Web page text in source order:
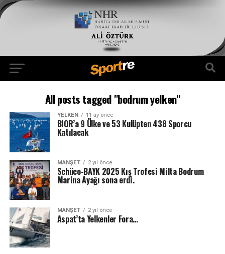
All posts tagged "bodrum yelken"
YELKEN 11 ay önce
BIOR’a 9 Ülke ve 53 Kulüpten 438 Sporcu
Katılacak
MANŞET 2 yıl önce
Schüco-BAYK 2025 Kış Trofesi Milta Bodrum
Marina Ayağı sona erdi.
MANŞET 2 yıl önce
Aspat’ta Yelkenler Fora…